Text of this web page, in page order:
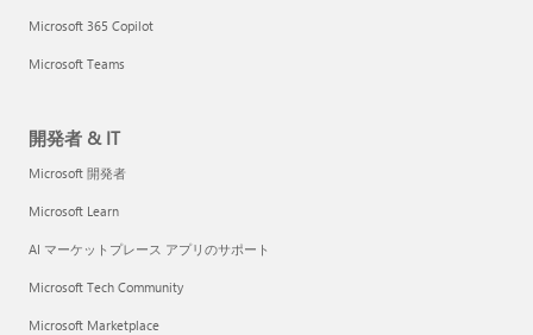
Microsoft 365 Copilot
Microsoft Teams
開発者 & IT
Microsoft 開発者
Microsoft Learn
AI マーケットプレース アプリのサポート
Microsoft Tech Community
Microsoft Marketplace